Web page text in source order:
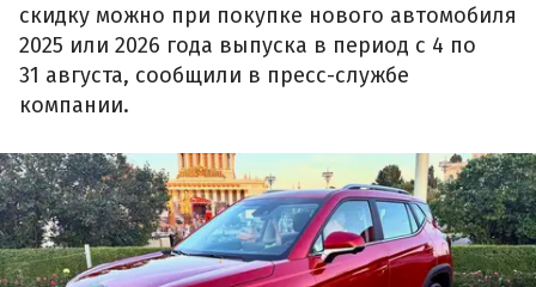
скидку можно при покупке нового автомобиля
2025 или 2026 года выпуска в период с 4 по
31 августа, сообщили в пресс-службе
компании.